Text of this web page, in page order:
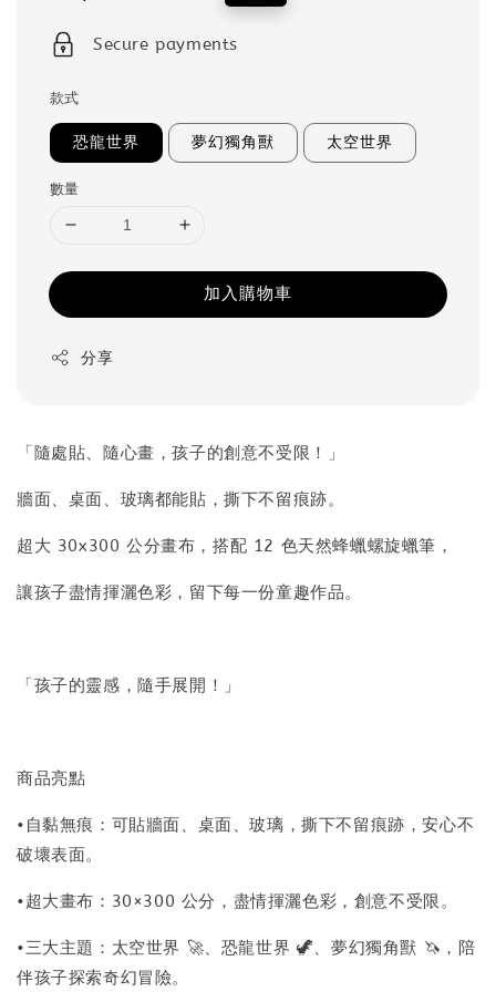
Secure payments
款式
恐龍世界 夢幻獨角獸 太空世界
數量
加入購物車
分享
「隨處貼、隨心畫，孩子的創意不受限！」
牆面、桌面、玻璃都能貼，撕下不留痕跡。
超大 30x300 公分畫布，搭配 12 色天然蜂蠟螺旋蠟筆，
讓孩子盡情揮灑色彩，留下每一份童趣作品。
「孩子的靈感，隨手展開！」
商品亮點
•自黏無痕：可貼牆面、桌面、玻璃，撕下不留痕跡，安心不
破壞表面。
•超大畫布：30×300 公分，盡情揮灑色彩，創意不受限。
•三大主題：太空世界 🚀、恐龍世界 🦖、夢幻獨角獸 🦄，陪
伴孩子探索奇幻冒險。